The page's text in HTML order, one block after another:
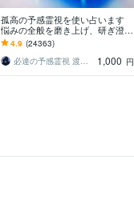
孤高の予感霊視を使い占います
悩みの全般を磨き上げ、研ぎ澄ま
した予感より霊視により導きます
4.9 (24363)
必達の予感霊視 渡邊 潤一
1,000 円